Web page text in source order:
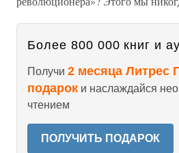
Более 800 000 книг и
Получи 2 месяца Литрес
подарок и наслаждайся
чтением
ПОЛУЧИТЬ ПОДАРОК